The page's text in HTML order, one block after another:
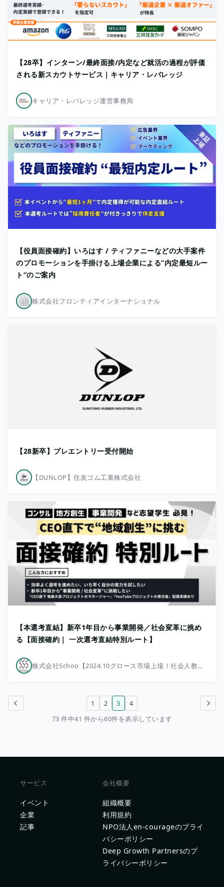
【28卒】インターン/最終面接/内定など就活の過程が評価
される新スカウトサービス｜キャリア・レバレッジ
キャリア・レバレッジ運営事務局
【役員面接確約】いろはす / ティファニーなどの大手案件
のプロモーションを手掛ける上場企業による”内定最短ルー
ト”のご案内
株式会社フロンティアインターナショナル
【28新卒】プレエントリー受付開始
【DUNLOP】住友ゴム工業株式会社
【本選考直結】新卒1年目から事業開発／社会変革に挑め
る【面接確約｜ 一次選考直結特別ルート】
株式会社Schoo【2024.10グロース市場上場！社会人教育/地方創生/高等教育DX/新規事業多数】
前のページ 次のページ
1 2 3
4
73 件中41 件から60件を表示しています
サービス
イベント
企業
記事
会社概要
組織概要
利用規約
NPO法人en-courageのプライ
バシーポリシー
Deep Growth Partnersのプ
ライバシーポリシー